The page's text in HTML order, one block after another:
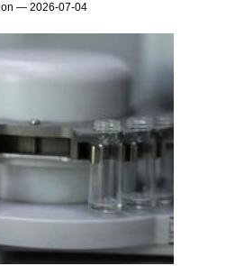
— 2026-07-04